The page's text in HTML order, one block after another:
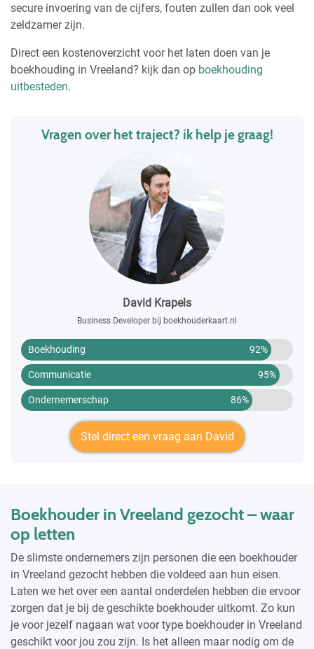
secure invoering van de cijfers, fouten zullen dan ook veel
zeldzamer zijn.
Direct een kostenoverzicht voor het laten doen van je
boekhouding in Vreeland? kijk dan op boekhouding
uitbesteden.
Vragen over het traject? ik help je graag!
David Krapels
Business Developer bij boekhouderkaart.nl
Boekhouding 92%
Communicatie 95%
Ondernemerschap 86%
Stel direct een vraag aan David
Boekhouder in Vreeland gezocht – waar
op letten
De slimste ondernemers zijn personen die een boekhouder
in Vreeland gezocht hebben die voldeed aan hun eisen.
Laten we het over een aantal onderdelen hebben die ervoor
zorgen dat je bij de geschikte boekhouder uitkomt. Zo kun
je voor jezelf nagaan wat voor type boekhouder in Vreeland
geschikt voor jou zou zijn. Is het alleen maar nodig om de